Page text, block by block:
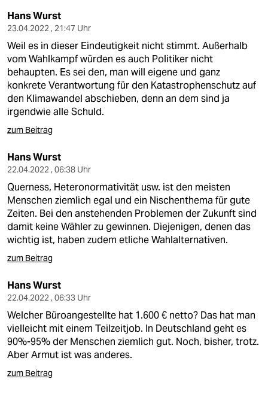
Hans Wurst
23.04.2022 , 21:47 Uhr
Weil es in dieser Eindeutigkeit nicht stimmt. Außerhalb
vom Wahlkampf würden es auch Politiker nicht
behaupten. Es sei den, man will eigene und ganz
konkrete Verantwortung für den Katastrophenschutz auf
den Klimawandel abschieben, denn an dem sind ja
irgendwie alle Schuld.
zum Beitrag
Hans Wurst
22.04.2022 , 06:38 Uhr
Querness, Heteronormativität usw. ist den meisten
Menschen ziemlich egal und ein Nischenthema für gute
Zeiten. Bei den anstehenden Problemen der Zukunft sind
damit keine Wähler zu gewinnen. Diejenigen, denen das
wichtig ist, haben zudem etliche Wahlalternativen.
zum Beitrag
Hans Wurst
22.04.2022 , 06:33 Uhr
Welcher Büroangestellte hat 1.600 € netto? Das hat man
vielleicht mit einem Teilzeitjob. In Deutschland geht es
90%-95% der Menschen ziemlich gut. Noch, bisher, trotz.
Aber Armut ist was anderes.
zum Beitrag